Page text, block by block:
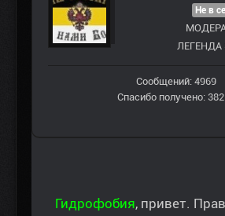
Не в
Сообщений: 4969
Спасибо получено:
Гидрофобия, привет.